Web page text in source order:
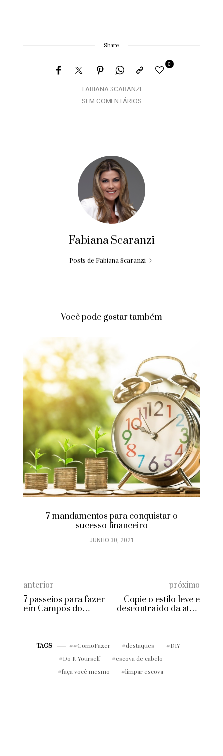
Share
FABIANA SCARANZI
0
SEM COMENTÁRIOS
Fabiana Scaranzi
Posts de Fabiana Scaranzi
Você pode gostar também
7 mandamentos para conquistar o
sucesso financeiro
JUNHO 30, 2021
anterior
7 passeios para fazer
em Campos do
próximo
Copie o estilo leve e
descontraído da atriz
TAGS #ComoFazer destaques
DIY
Do It Yourself
escova de cabelo
faça você mesmo
limpar escova